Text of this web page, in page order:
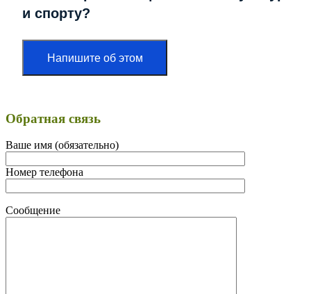
и спорту?
Напишите об этом
Обратная связь
Ваше имя (обязательно)
Номер телефона
Сообщение